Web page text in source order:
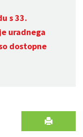
s 33.
uradnega
dostopne